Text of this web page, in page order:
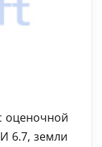
оценочной
6.7, земли